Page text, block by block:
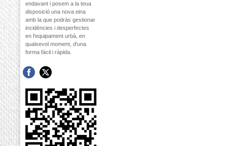
endavant i posem a la teua
disposició una nova eina
amb la que podràs gestionar
incidències i desperfectes
en l'equipament urbà, en
qualsevol moment, d'una
forma fàcil i ràpida.